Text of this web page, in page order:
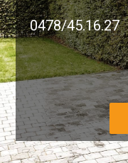
0478/45.16.27